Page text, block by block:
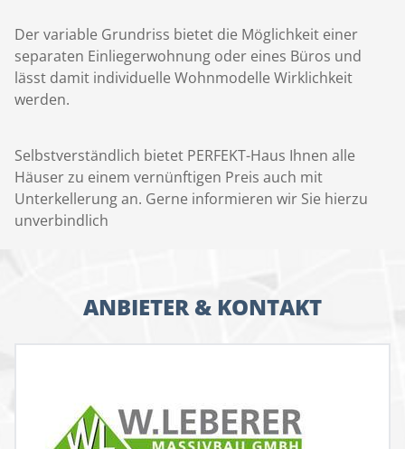
Der variable Grundriss bietet die Möglichkeit einer
separaten Einliegerwohnung oder eines Büros und
lässt damit individuelle Wohnmodelle Wirklichkeit
werden.
Selbstverständlich bietet PERFEKT-Haus Ihnen alle
Häuser zu einem vernünftigen Preis auch mit
Unterkellerung an. Gerne informieren wir Sie hierzu
unverbindlich
ANBIETER & KONTAKT